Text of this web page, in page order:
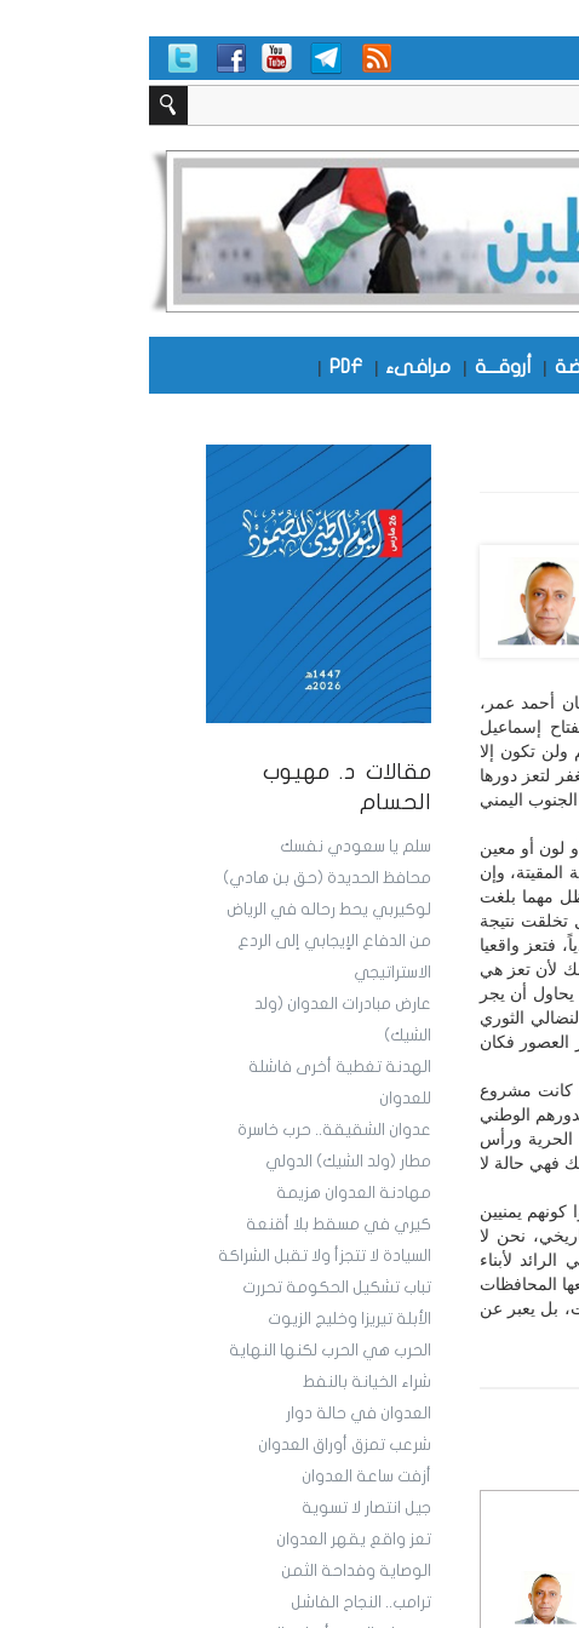
| أروقـــة | مرافىء |
PDF
|
مقالات د. مهيوب
الحسام
سلم يا سعودي نفسك
محافظ الحديدة (حق بن هادي)
لوكيربي يحط رحاله في الرياض
من الدفاع الإيجابي إلى الردع
الاستراتيجي
عارض مبادرات العدوان (ولد
الشيك)
الهدنة تغطية أخرى فاشلة
للعدوان
عدوان الشقيقة.. حرب خاسرة
مطار (ولد الشيك) الدولي
مهادنة العدوان هزيمة
كيري في مسقط بلا أقنعة
السيادة لا تتجزأ ولا تقبل الشراكة
تباب تشكيل الحكومة تحررت
الأبلة تيريزا وخليج الزيوت
الحرب هي الحرب لكنها النهاية
شراء الخيانة بالنفط
العدوان في حالة دوار
شرعب تمزق أوراق العدوان
أزفت ساعة العدوان
جيل انتصار لا تسوية
تعز واقع يقهر العدوان
الوصاية وفداحة الثمن
ترامب.. النجاح الفاشل
أحمد عمر،
إسماعيل
ولن تكون إلا
لتعز دورها
من أرض الجنوب اليمني
لون أو معين
المقيتة، وإن
مهما بلغت
نتيجة
فتعز واقعيا
لأن تعز هي
أن يجر
الثوري
العصور فكان
كانت مشروع
الوطني
الحرية ورأس
فهي حالة لا
كونهم يمنيين
نحن لا
لأبناء
نقول بأن تعز ومعها المحافظات
بل يعبر عن